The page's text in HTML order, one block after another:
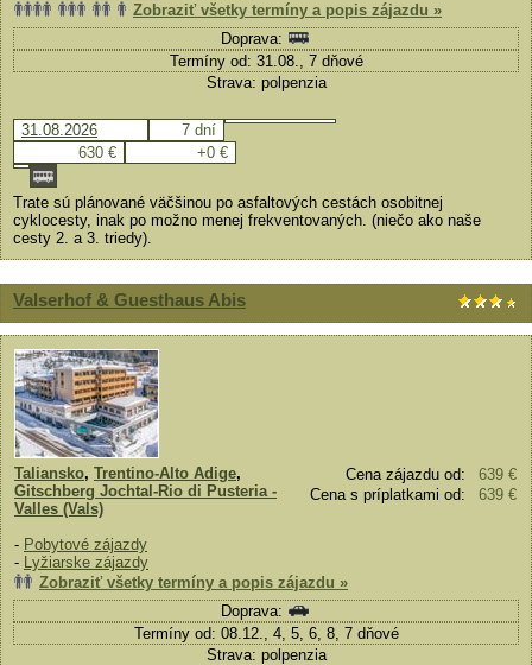
Zobraziť všetky termíny a popis zájazdu »
Doprava:
Termíny od: 31.08., 7 dňové
Strava: polpenzia
31.08.2026
7 dní
630 €
+0 €
Trate sú plánované väčšinou po asfaltových cestách osobitnej
cyklocesty, inak po možno menej frekventovaných. (niečo ako naše
cesty 2. a 3. triedy).
Valserhof & Guesthaus Abis
Cena zájazdu od:
639 €
Cena s príplatkami od:
639 €
Taliansko, Trentino-Alto Adige,
Gitschberg Jochtal-Rio di Pusteria -
Valles (Vals)
- Pobytové zájazdy
- Lyžiarske zájazdy
Zobraziť všetky termíny a popis zájazdu »
Doprava:
Termíny od: 08.12., 4, 5, 6, 8, 7 dňové
Strava: polpenzia